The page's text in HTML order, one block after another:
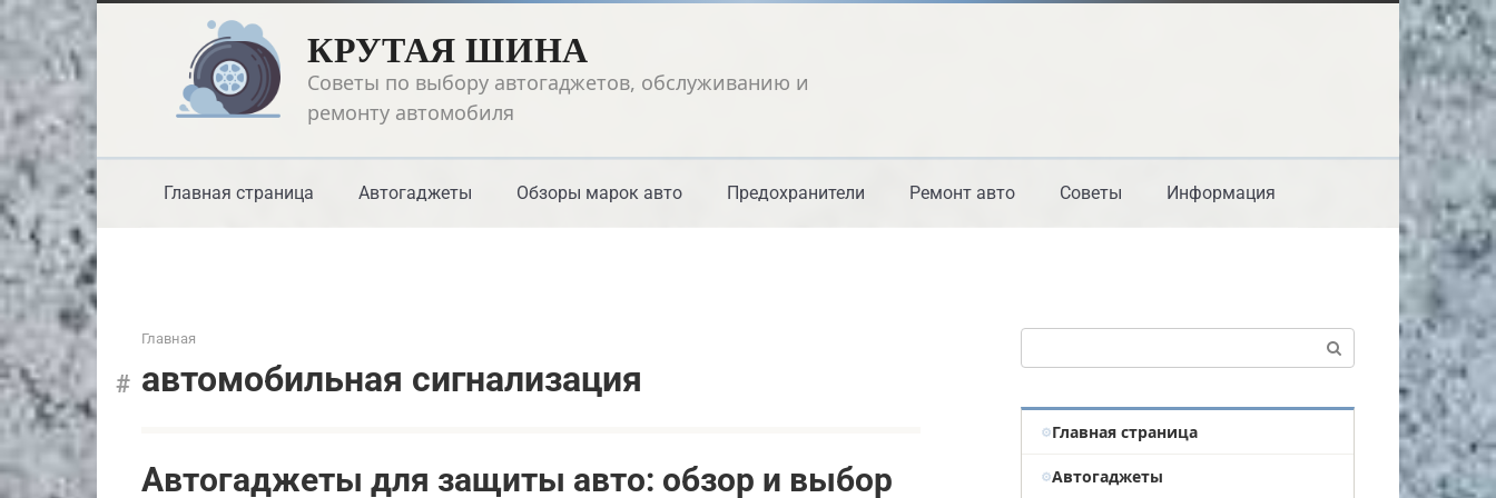
Перейти
к
контенту
КРУТАЯ ШИНА
Советы по выбору автогаджетов, обслуживанию и
ремонту автомобиля
Главная страница Автогаджеты Обзоры марок авто Предохранители Ремонт авто Советы Информация
Главная
автомобильная сигнализация
Автогаджеты для защиты авто: обзор и выбор
Главная страница
Автогаджеты